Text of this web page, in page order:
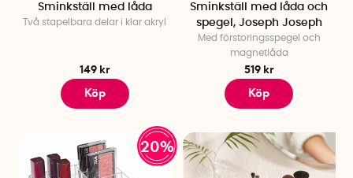
Sminkställ med låda
Två stapelbara delar i klar akryl
149 kr
Köp
Sminkställ med låda och
spegel, Joseph Joseph
Med förstoringsspegel och
magnetlåda
519 kr
Köp
20%